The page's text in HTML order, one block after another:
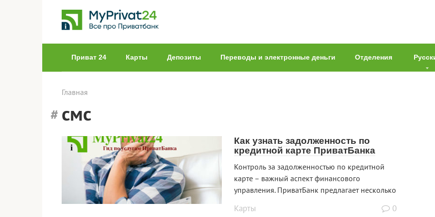
Приват 24 Карты Депозиты Переводы и электронные деньги Отделения
Главная
смс
Как узнать задолженность по
кредитной карте ПриватБанка
Контроль за задолженностью по кредитной
карте – важный аспект финансового
управления. ПриватБанк предлагает несколько
Карты 0